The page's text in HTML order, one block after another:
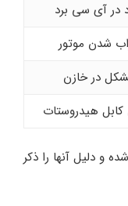
در آی سی برد
شدن موتور
در خازن
کابل هیدروستات
و دلیل آنها را ذکر